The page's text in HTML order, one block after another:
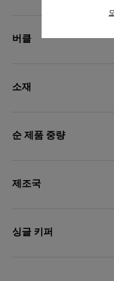
버클
소재
순 제품 중량
제조국
싱글 키퍼
모든 쿠키의